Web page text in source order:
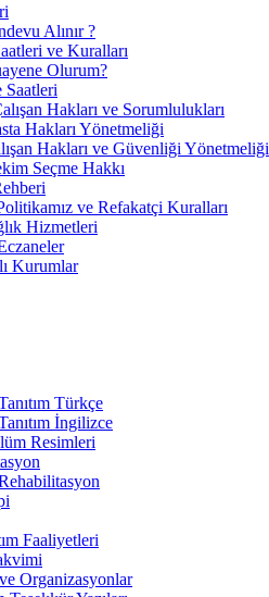
Alınır ?
ve Kuralları
Olurum?
Saatleri
Hakları ve Sorumlulukları
Hakları Yönetmeliği
Hakları ve Güvenliği Yönetmeliği
Seçme Hakkı
ve Refakatçi Kuralları
Hizmetleri
Kurumlar
Türkçe
İngilizce
Resimleri
Faaliyetleri
Organizasyonlar